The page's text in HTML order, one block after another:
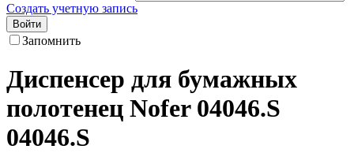
Создать учетную запись
Войти
Запомнить
Диспенсер для бумажных
полотенец Nofer 04046.S
04046.S